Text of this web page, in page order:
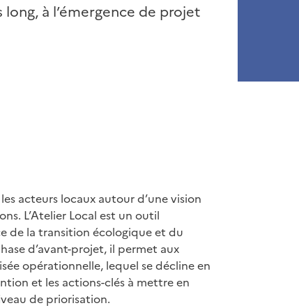
à l’émergence de projet
acteurs locaux autour d’une vision
L’Atelier Local est un outil
de la transition écologique et du
d’avant-projet, il permet aux
opérationnelle, lequel se décline en
et les actions-clés à mettre en
de priorisation.